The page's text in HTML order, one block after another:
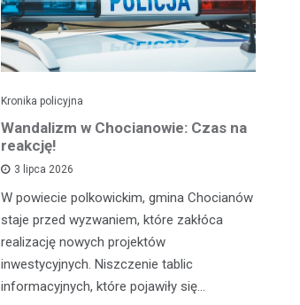
Kronika policyjna
Wandalizm w Chocianowie: Czas na
reakcję!
3 lipca 2026
W powiecie polkowickim, gmina Chocianów
staje przed wyzwaniem, które zakłóca
realizację nowych projektów
inwestycyjnych. Niszczenie tablic
informacyjnych, które pojawiły się…